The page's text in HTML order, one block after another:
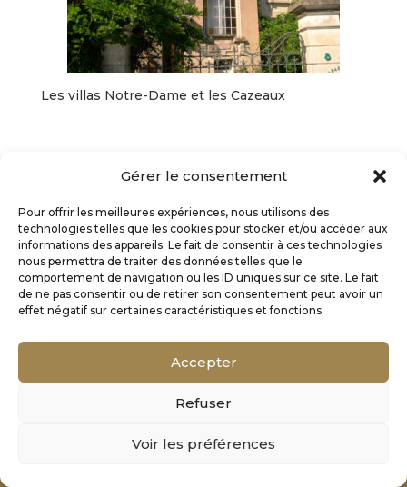
Gérer le consentement
Pour offrir les meilleures expériences, nous utilisons des
technologies telles que les cookies pour stocker et/ou accéder aux
informations des appareils. Le fait de consentir à ces technologies
nous permettra de traiter des données telles que le
comportement de navigation ou les ID uniques sur ce site. Le fait
de ne pas consentir ou de retirer son consentement peut avoir un
effet négatif sur certaines caractéristiques et fonctions.
Accepter
Refuser
Voir les préférences
Les villas Notre-Dame et les Cazeaux
Mentions Légales